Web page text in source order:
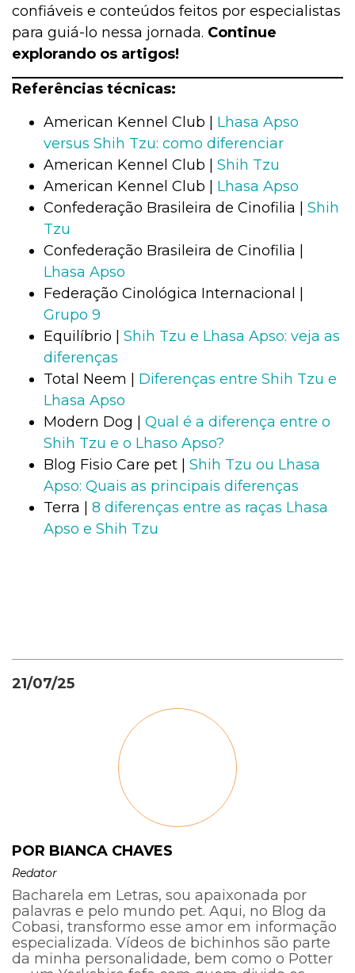
confiáveis e conteúdos feitos por especialistas
para guiá-lo nessa jornada. Continue
explorando os artigos!
Referências técnicas:
American Kennel Club |
Lhasa Apso
versus Shih Tzu: como diferenciar
American Kennel Club | Shih Tzu
American Kennel Club | Lhasa Apso
Confederação Brasileira de Cinofilia | Shih
Tzu
Confederação Brasileira de Cinofilia |
Lhasa Apso
Federação Cinológica Internacional |
Grupo 9
Equilíbrio | Shih Tzu e Lhasa Apso: veja as
diferenças
Total Neem | Diferenças entre Shih Tzu e
Lhasa Apso
Modern Dog | Qual é a diferença entre o
Shih Tzu e o Lhaso Apso?
Blog Fisio Care pet | Shih Tzu ou Lhasa
Apso: Quais as principais diferenças
Terra | 8 diferenças entre as raças Lhasa
Apso e Shih Tzu
21/07/25
POR BIANCA CHAVES
Redator
Bacharela em Letras, sou apaixonada por
palavras e pelo mundo pet. Aqui, no Blog da
Cobasi, transformo esse amor em informação
especializada. Vídeos de bichinhos são parte
da minha personalidade, bem como o Potter